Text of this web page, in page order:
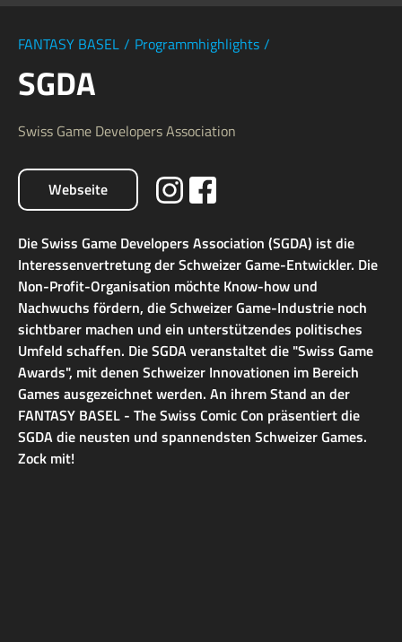
FANTASY BASEL / Programmhighlights /
SGDA
Swiss Game Developers Association
Webseite
Die Swiss Game Developers Association (SGDA) ist die
Interessenvertretung der Schweizer Game-Entwickler. Die
Non-Profit-Organisation möchte Know-how und
Nachwuchs fördern, die Schweizer Game-Industrie noch
sichtbarer machen und ein unterstützendes politisches
Umfeld schaffen. Die SGDA veranstaltet die "Swiss Game
Awards", mit denen Schweizer Innovationen im Bereich
Games ausgezeichnet werden. An ihrem Stand an der
FANTASY BASEL - The Swiss Comic Con präsentiert die
SGDA die neusten und spannendsten Schweizer Games.
Zock mit!